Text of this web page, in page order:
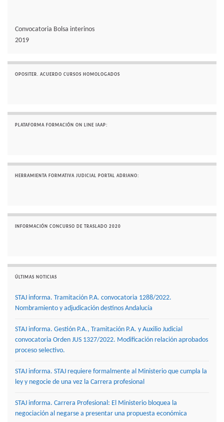
Convocatoria Bolsa interinos
2019
OPOSITER. ACUERDO CURSOS HOMOLOGADOS
PLATAFORMA FORMACIÓN ON LINE IAAP:
HERRAMIENTA FORMATIVA JUDICIAL PORTAL ADRIANO:
INFORMACIÓN CONCURSO DE TRASLADO 2020
ÚLTIMAS NOTICIAS
STAJ informa. Tramitación P.A. convocatoria 1288/2022.
Nombramiento y adjudicación destinos Andalucía
STAJ informa. Gestión P.A., Tramitación P.A. y Auxilio Judicial
convocatoria Orden JUS 1327/2022. Modificación relación aprobados
proceso selectivo.
STAJ informa. STAJ requiere formalmente al Ministerio que cumpla la
ley y negocie de una vez la Carrera profesional
STAJ informa. Carrera Profesional: El Ministerio bloquea la
negociación al negarse a presentar una propuesta económica